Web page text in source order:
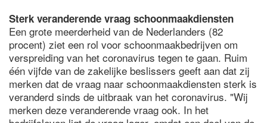
Sterk veranderende vraag schoonmaakdiensten
Een grote meerderheid van de Nederlanders (82
procent) ziet een rol voor schoonmaakbedrijven om
verspreiding van het coronavirus tegen te gaan. Ruim
één vijfde van de zakelijke beslissers geeft aan dat zij
merken dat de vraag naar schoonmaakdiensten sterk is
veranderd sinds de uitbraak van het coronavirus. "Wij
merken deze veranderende vraag ook. In het